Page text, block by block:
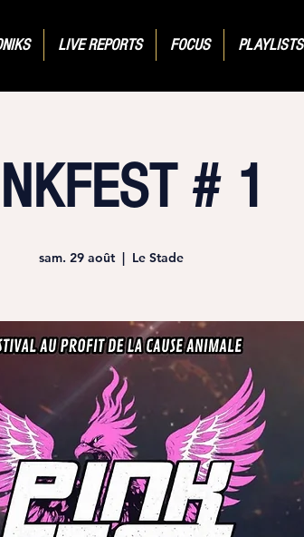
LIVE REPORTS FOCUS PLAYLISTS
# 1
sam. 29 août
  |
Le Stade